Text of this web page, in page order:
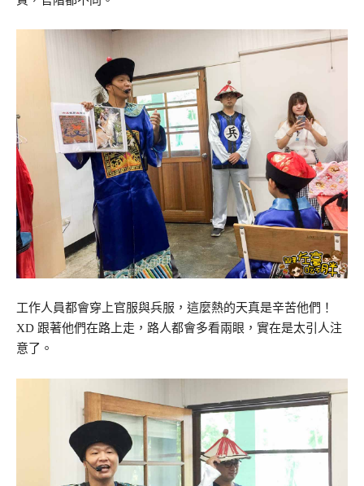
工作人員都會穿上官服與兵服，這麼熱的天真是辛苦他們！
XD 跟著他們在路上走，路人都會多看兩眼，實在是太引人注
意了。